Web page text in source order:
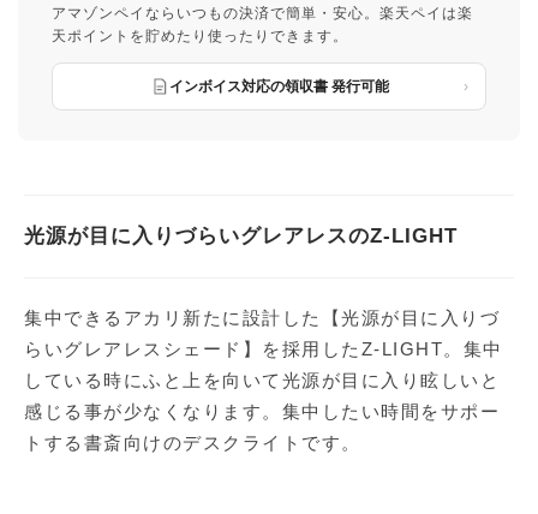
アマゾンペイならいつもの決済で簡単・安心。楽天ペイは楽
天ポイントを貯めたり使ったりできます。
インボイス対応の領収書 発行可能
光源が目に入りづらいグレアレスのZ-LIGHT
集中できるアカリ新たに設計した【光源が目に入りづ
らいグレアレスシェード】を採用したZ-LIGHT。集中
している時にふと上を向いて光源が目に入り眩しいと
感じる事が少なくなります。集中したい時間をサポー
トする書斎向けのデスクライトです。